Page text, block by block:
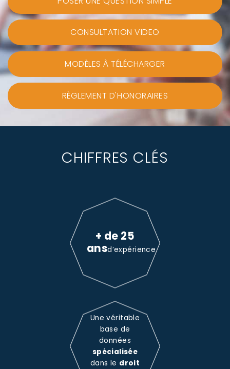
CONSULTATION VIDEO
MODÈLES À TÉLÉCHARGER
RÈGLEMENT D'HONORAIRES
CHIFFRES CLÉS
+ de 25
ansd’expérience
Une véritable
base de
données
spécialisée
dans le droit